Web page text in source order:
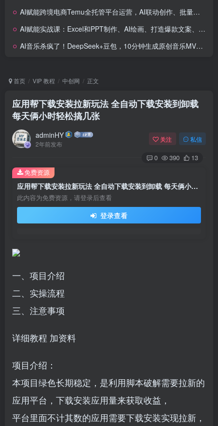
AI赋能跨境电商Temu全托管平台运营，AI联动创作、批量产品设计、智能命名优化等
AI赋能实战课：Excel和PPT制作、AI绘画、打造爆款文案、实现流量变现
AI音乐杀疯了！DeepSeek+豆包，10分钟生成原创音乐MV，保姆级教程！
首页 VIP 教程 中创网 正文
应用帮下载安装拉新玩法 全自动下载安装到卸载
每天俩小时轻松搞几张
adminHY
2年前发布
关注 私信
0 390 13
应用帮下载安装拉新玩法 全自动下载安装到卸载 每天俩小时轻松搞几张
此内容为免费资源，请登录后查看
登录查看
免费资源
一、项目介绍
二、实操流程
三、注意事项
详细教程 加资料
项目介绍：
本项目绿色长期稳定，是利用脚本破解需要拉新的
应用平台，下载安装应用量来获取收益，
平台里面不计其数的应用需要下载安装实现拉新，